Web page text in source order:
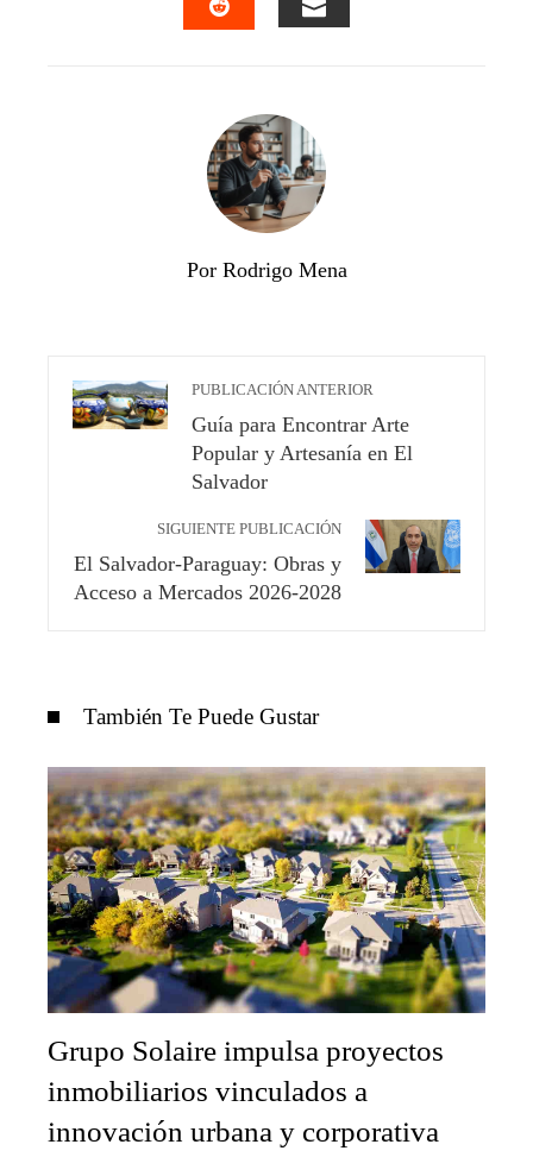
Por Rodrigo Mena
PUBLICACIÓN ANTERIOR
Guía para Encontrar Arte
Popular y Artesanía en El
Salvador
SIGUIENTE PUBLICACIÓN
El Salvador-Paraguay: Obras y
Acceso a Mercados 2026-2028
También Te Puede Gustar
Grupo Solaire impulsa proyectos
inmobiliarios vinculados a
innovación urbana y corporativa